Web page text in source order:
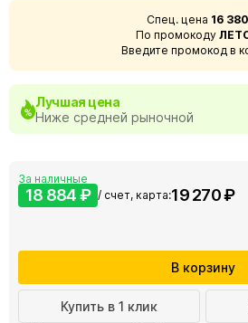
Спец. цена 16
По промокоду
Введите промокод в
Лучшая цена
Ниже средней рыночной
За наличные
18 884 ₽ / счет, карта:19 270 ₽
В корзину
Купить в 1 клик